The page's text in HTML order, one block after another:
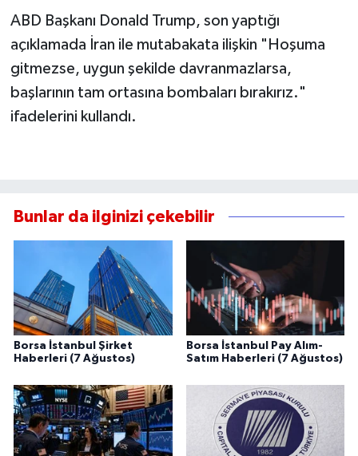
ABD Başkanı Donald Trump, son yaptığı
açıklamada İran ile mutabakata ilişkin "Hoşuma
gitmezse, uygun şekilde davranmazlarsa,
başlarının tam ortasına bombaları bırakırız."
ifadelerini kullandı.
Bunlar da ilginizi çekebilir
Borsa İstanbul Şirket
Haberleri (7 Ağustos)
Borsa İstanbul Pay Alım-
Satım Haberleri (7 Ağustos)